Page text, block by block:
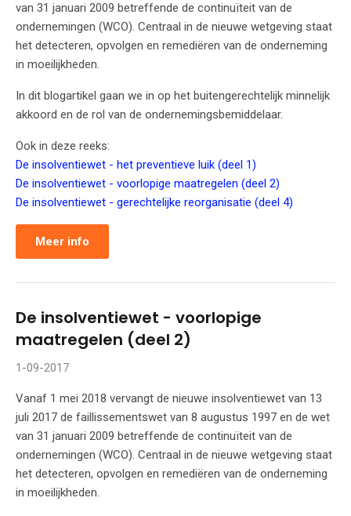
van 31 januari 2009 betreffende de continuïteit van de
ondernemingen (WCO). Centraal in de nieuwe wetgeving staat
het detecteren, opvolgen en remediëren van de onderneming
in moeilijkheden.
In dit blogartikel gaan we in op het buitengerechtelijk minnelijk
akkoord en de rol van de ondernemingsbemiddelaar.
Ook in deze reeks:
De insolventiewet - het preventieve luik (deel 1)
De insolventiewet - voorlopige maatregelen (deel 2)
De insolventiewet - gerechtelijke reorganisatie (deel 4)
Meer info
De insolventiewet - voorlopige
maatregelen (deel 2)
1-09-2017
Vanaf 1 mei 2018 vervangt de nieuwe insolventiewet van 13
juli 2017 de faillissementswet van 8 augustus 1997 en de wet
van 31 januari 2009 betreffende de continuïteit van de
ondernemingen (WCO). Centraal in de nieuwe wetgeving staat
het detecteren, opvolgen en remediëren van de onderneming
in moeilijkheden.